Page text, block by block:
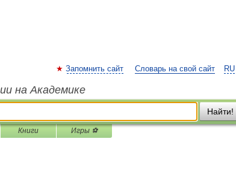
RU
Запомнить сайт Словарь на свой сайт
на Академике
Найти!
Книги Игры ⚽